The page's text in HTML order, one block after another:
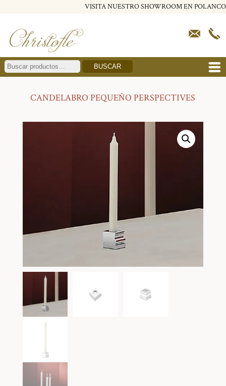
VISITA NUESTRO SHOWROOM EN POLANCO
BUSCAR
CANDELABRO PEQUEÑO PERSPECTIVES